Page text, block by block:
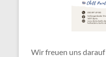
Wir freuen uns